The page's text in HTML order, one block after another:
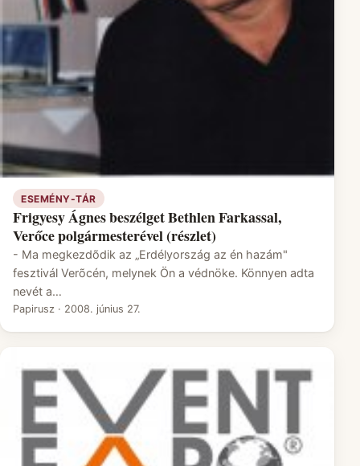
ESEMÉNY-TÁR
Frigyesy Ágnes beszélget Bethlen Farkassal,
Verőce polgármesterével (részlet)
- Ma megkezdõdik az „Erdélyország az én hazám"
fesztivál Verõcén, melynek Ön a védnöke. Könnyen adta
nevét a…
Papirusz · 2008. június 27.